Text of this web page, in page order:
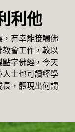
利他
，有幸能接觸佛
會工作，較以
字佛經，今天
人士也可讀經學
，體現出何謂